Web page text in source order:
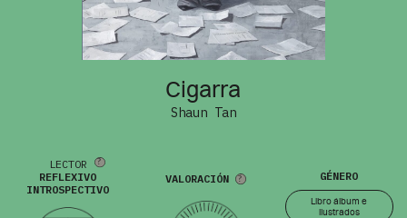
Cigarra
Shaun Tan
LECTOR
REFLEXIVO
INTROSPECTIVO
VALORACIÓN GÉNERO
Libro álbum e
ilustrados